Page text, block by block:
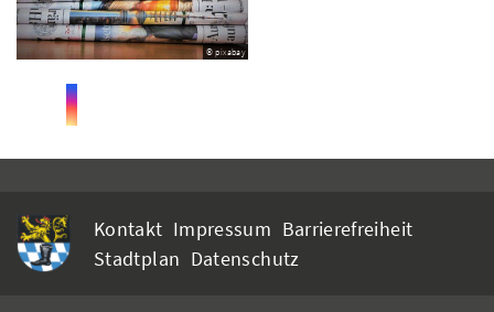
© pixabay
Kontakt Impressum Barrierefreiheit
Stadtplan Datenschutz